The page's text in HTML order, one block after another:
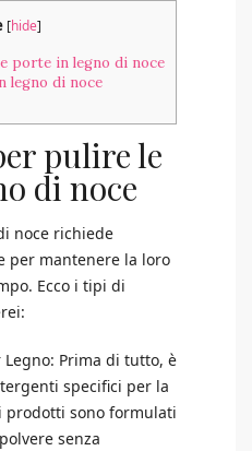
[hide]
porte in legno di noce
legno di noce
pulire le
di noce
noce richiede
per mantenere la loro
Ecco i tipi di
Prima di tutto, è
specifici per la
prodotti sono formulati
senza